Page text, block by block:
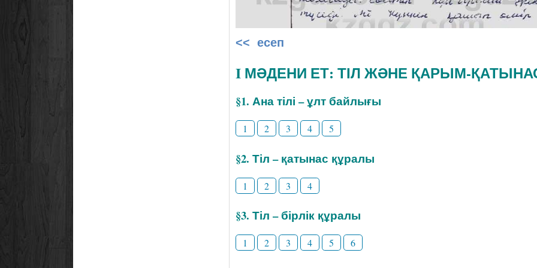
<< есеп
I МӘДЕНИ ЕТ: ТІЛ ЖӘНЕ ҚАРЫМ-
§1. Ана тілі – ұлт байлығы
1 2 3 4 5
§2. Тіл – қатынас құралы
1 2 3 4
§3. Тіл – бірлік құралы
1 2 3 4 5 6